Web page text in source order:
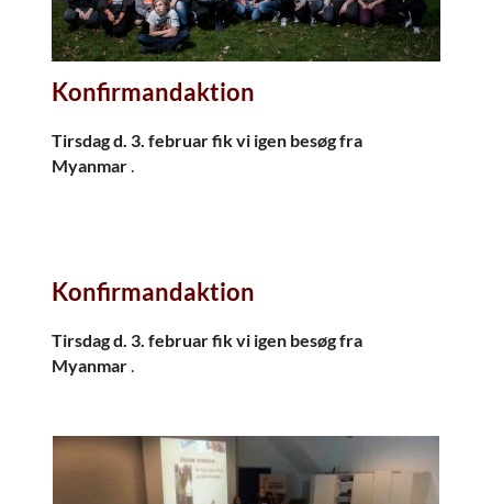
Konfirmandaktion
Tirsdag d. 3. februar fik vi igen besøg fra
Myanmar.
Konfirmandaktion
Tirsdag d. 3. februar fik vi igen besøg fra
Myanmar.